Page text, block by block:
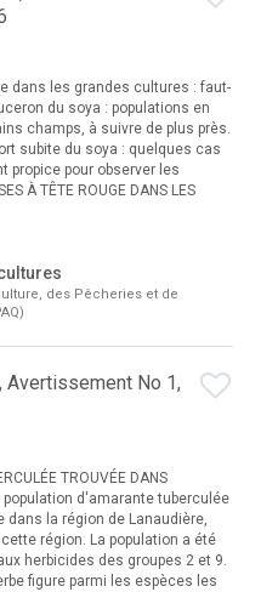
dans les grandes cultures : faut-
du soya : populations en
champs, à suivre de plus près.
subite du soya : quelques cas
propice pour observer les
À TÊTE ROUGE DANS LES
des Pêcheries et de
Avertissement No 1,
TROUVÉE DANS
population d'amarante tuberculée
dans la région de Lanaudière,
région. La population a été
herbicides des groupes 2 et 9.
figure parmi les espèces les